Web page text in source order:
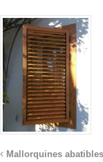
Mallorquines abatibles